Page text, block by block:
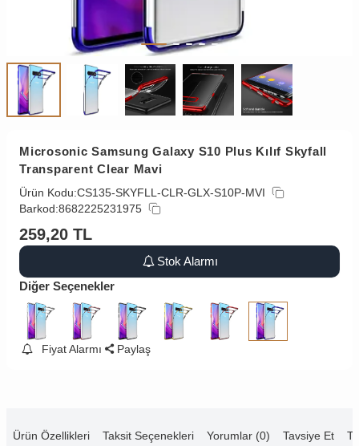
Microsonic Samsung Galaxy S10 Plus Kılıf Skyfall
Transparent Clear Mavi
Ürün Kodu:CS135-SKYFLL-CLR-GLX-S10P-MVI
Barkod:8682225231975
259,20 TL
Stok Alarmı
Diğer Seçenekler
Fiyat Alarmı Paylaş
Ürün Özellikleri Taksit Seçenekleri Yorumlar (0) Tavsiye Et